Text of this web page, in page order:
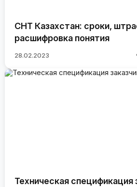
СНТ Казахстан: сроки,
расшифровка понятия
28.02.2023
Техническая спецификация